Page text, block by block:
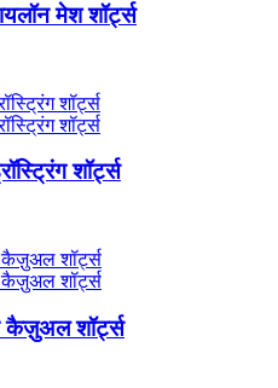
मेश शॉर्ट्स
शॉर्ट्स
कैज़ुअल शॉर्ट्स